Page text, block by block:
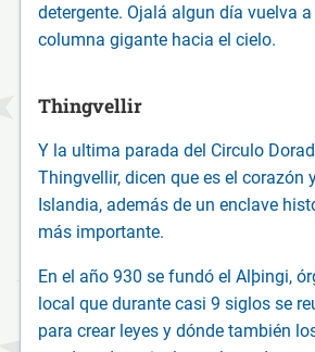
detergente. Ojalá algun día vuelva
columna gigante hacia el cielo.
Thingvellir
Y la ultima parada del Circulo
Thingvellir, dicen que es el corazón
Islandia, además de un enclave
más importante.
En el año 930 se fundó el Alþingi,
local que durante casi 9 siglos se
para crear leyes y dónde también